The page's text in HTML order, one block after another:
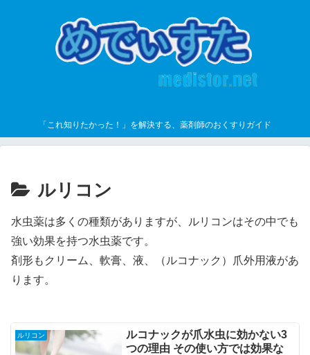
「これ知りたかった！」を解決する、薬剤師のおくすりガイド
ルリコン
水虫薬は多くの種類がありますが、ルリコンはその中でも
強い効果を持つ水虫薬です。
剤形もクリーム、軟膏、液、（ルコナック）爪外用液があ
ります。
ルリコン
ルコナックが爪水虫に効かない3
つの理由 その使い方では効果な